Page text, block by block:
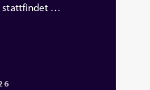
stattfindet …